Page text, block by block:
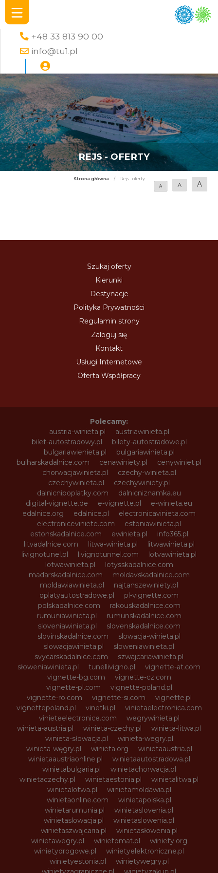
+48 33 813 90 00
info@tu1.pl
REJS - OFERTY
Strona główna /
Rejs - oferty
A
A A
Szukaj oferty
Kierunki
Destynacje
Polityka Prywatności
Regulamin strony
Zaloguj się
Kontakt
Usługi Internetowe
Oferta Współpracy
Polecamy:
austria-winieta.pl
austriawinieta.pl
bilet-autostradowy.pl
bilety-autostradowe.pl
bulgariawienieta.pl
bulgariawinieta.pl
bulharskadalnice.com
cenawiniety.pl
cenywiniet.pl
chorwacjawinieta.pl
czechy-winieta.pl
czechywinieta.pl
czechywiniety.pl
dalnicnipoplatky.com
dalnicniznamka.eu
digital-vignette.de
e-vignette.pl
e-winieta.eu
edalnice.org
edalnice.pl
electronicavinieta.com
electroniceviniete.com
estoniawinieta.pl
estonskadalnice.com
ewinieta.pl
info365.pl
litvadalnice.com
litwa-winieta.pl
litwawinieta.pl
livignotunel.pl
livignotunnel.com
lotvawinieta.pl
lotwawinieta.pl
lotysskadalnice.com
madarskadalnice.com
moldavskadalnice.com
moldawiawinieta.pl
najtanszewiniety.pl
oplatyautostradowe.pl
pl-vignette.com
polskadalnice.com
rakouskadalnice.com
rumuniawinieta.pl
rumunskadalnice.com
sloveniawinieta.pl
slovenskadalnice.com
slovinskadalnice.com
slowacja-winieta.pl
slowacjawinieta.pl
sloweniawinieta.pl
svycarskadalnice.com
szwajcariawinieta.pl
słoweniawinieta.pl
tunellivigno.pl
vignette-at.com
vignette-bg.com
vignette-cz.com
vignette-pl.com
vignette-poland.pl
vignette-ro.com
vignette-si.com
vignette.pl
vignettepoland.pl
vinetki.pl
vinietaelectronica.com
vinieteelectronice.com
wegrywinieta.pl
winieta-austria.pl
winieta-czechy.pl
winieta-litwa.pl
winieta-słowacja.pl
winieta-wegry.pl
winieta-węgry.pl
winieta.org
winietaaustria.pl
winietaaustriaonline.pl
winietaautostradowa.pl
winietabulgaria.pl
winietachorwacja.pl
winietaczechy.pl
winietaestonia.pl
winietalitwa.pl
winietalotwa.pl
winietamoldawia.pl
winietaonline.com
winietapolska.pl
winietarumunia.pl
winietaslovenia.pl
winietaslowacja.pl
winietaslowenia.pl
winietaszwajcaria.pl
winietasłowenia.pl
winietawegry.pl
winietomat.pl
winiety.org
winietydrogowe.pl
winietyelektroniczne.pl
winietyestonia.pl
winietywegry.pl